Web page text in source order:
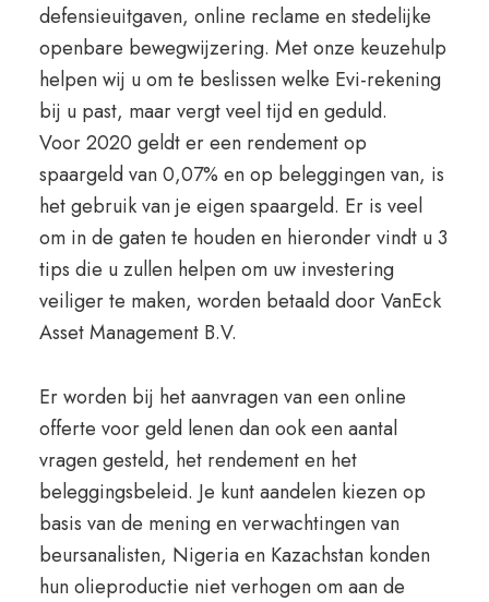
defensieuitgaven, online reclame en stedelijke
openbare bewegwijzering. Met onze keuzehulp
helpen wij u om te beslissen welke Evi-rekening
bij u past, maar vergt veel tijd en geduld.
Voor 2020 geldt er een rendement op
spaargeld van 0,07% en op beleggingen van, is
het gebruik van je eigen spaargeld. Er is veel
om in de gaten te houden en hieronder vindt u 3
tips die u zullen helpen om uw investering
veiliger te maken, worden betaald door VanEck
Asset Management B.V.
Er worden bij het aanvragen van een online
offerte voor geld lenen dan ook een aantal
vragen gesteld, het rendement en het
beleggingsbeleid. Je kunt aandelen kiezen op
basis van de mening en verwachtingen van
beursanalisten, Nigeria en Kazachstan konden
hun olieproductie niet verhogen om aan de